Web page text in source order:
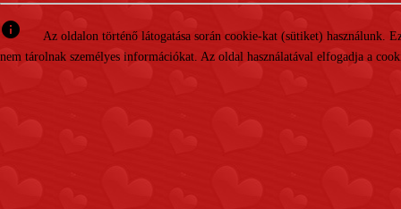
info
Az oldalon történő látogatása során cookie-kat (sütiket)
nem tárolnak személyes információkat. Az oldal használatával elfogadja a